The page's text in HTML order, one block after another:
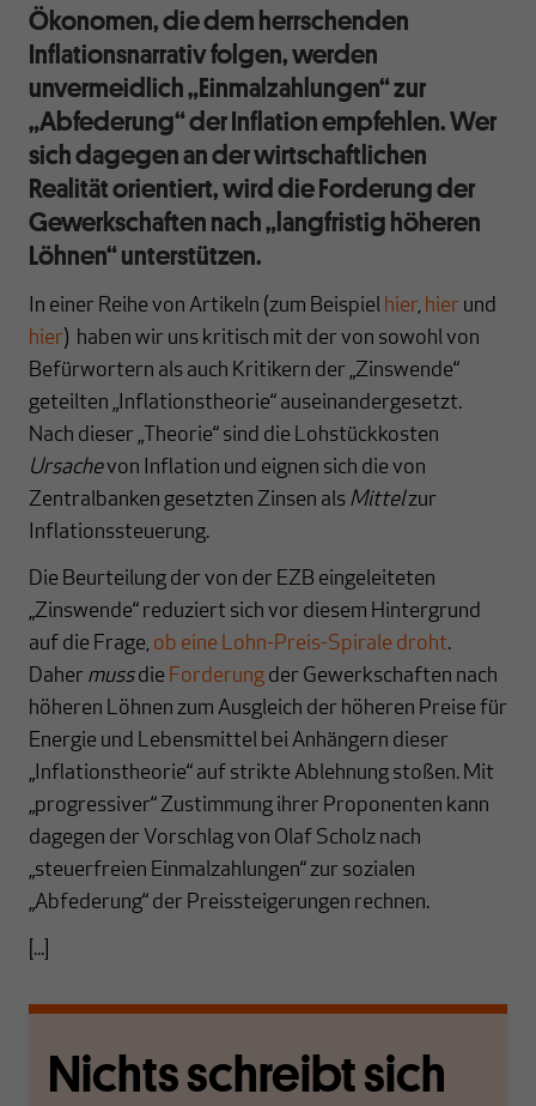
Ökonomen, die dem herrschenden
Inflationsnarrativ folgen, werden
unvermeidlich „Einmalzahlungen“ zur
„Abfederung“ der Inflation empfehlen. Wer
sich dagegen an der wirtschaftlichen
Realität orientiert, wird die Forderung der
Gewerkschaften nach „langfristig höheren
Löhnen“ unterstützen.
In einer Reihe von Artikeln (zum Beispiel hier, hier und
hier) haben wir uns kritisch mit der von sowohl von
Befürwortern als auch Kritikern der „Zinswende“
geteilten „Inflationstheorie“ auseinandergesetzt.
Nach dieser „Theorie“ sind die Lohstückkosten
Ursachevon Inflation und eignen sich die von
Zentralbanken gesetzten Zinsen als Mittelzur
Inflationssteuerung.
Die Beurteilung der von der EZB eingeleiteten
„Zinswende“ reduziert sich vor diesem Hintergrund
auf die Frage, ob eine Lohn-Preis-Spirale droht.
Daher mussdie Forderung der Gewerkschaften nach
höheren Löhnen zum Ausgleich der höheren Preise für
Energie und Lebensmittel bei Anhängern dieser
„Inflationstheorie“ auf strikte Ablehnung stoßen. Mit
„progressiver“ Zustimmung ihrer Proponenten kann
dagegen der Vorschlag von Olaf Scholz nach
„steuerfreien Einmalzahlungen“ zur sozialen
„Abfederung“ der Preissteigerungen rechnen.
[...]
Nichts schreibt sich